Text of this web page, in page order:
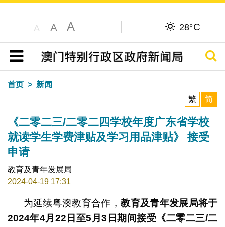
A A A 28°C
目录
搜寻
首页
新闻
繁
简
《二零二三/二零二四学校年度广东省学校
就读学生学费津贴及学习用品津贴》 接受
申请
教育及青年发展局
2024-04-19 17:31
为延续粤澳教育合作，教育及青年发展局将于
2024年4月 22 日至5 月3 日期间接受《二零二三/二